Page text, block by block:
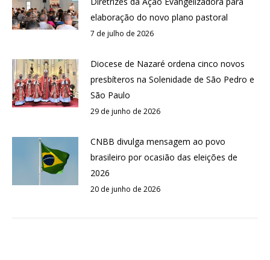
elaboração do novo plano pastoral
7 de julho de 2026
Diocese de Nazaré ordena cinco novos
presbíteros na Solenidade de São Pedro e
São Paulo
29 de junho de 2026
CNBB divulga mensagem ao povo
brasileiro por ocasião das eleições de
2026
20 de junho de 2026